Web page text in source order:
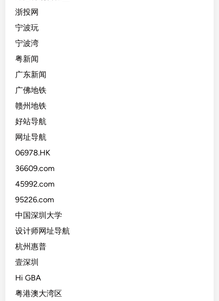
浙投网
宁波玩
宁波湾
粤新闻
广东新闻
广佛地铁
赣州地铁
好站导航
网址导航
06978.HK
36609.com
45992.com
95226.com
中国深圳大学
设计师网址导航
杭州惠普
壹深圳
Hi GBA
粤港澳大湾区